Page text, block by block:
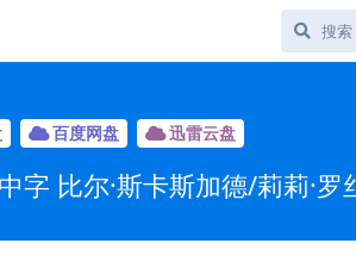
百度网盘 迅雷云盘
比尔·斯卡斯加德/莉莉·罗